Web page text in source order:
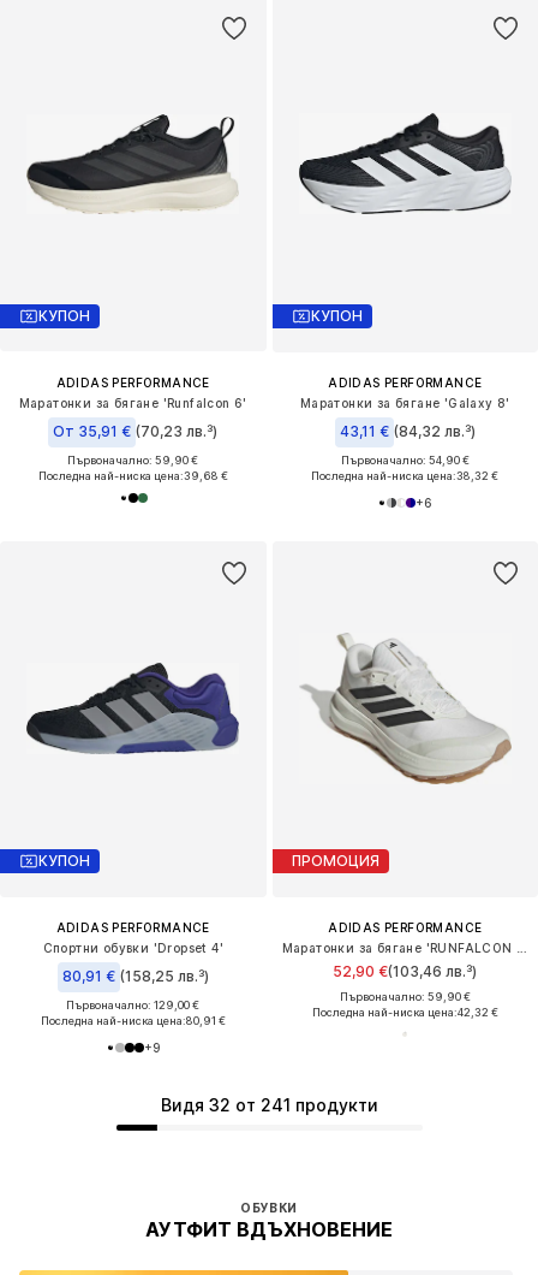
КУПОН
ADIDAS PERFORMANCE
Маратонки за бягане 'Runfalcon 6'
От 35,91 € (70,23 лв.³)
Първоначално: 59,90 €
Последна най-ниска цена:39,68 €
КУПОН
ADIDAS PERFORMANCE
Маратонки за бягане 'Galaxy 8'
43,11 € (84,32 лв.³)
Първоначално: 54,90 €
Последна най-ниска цена:38,32 €
+6
КУПОН
ADIDAS PERFORMANCE
Спортни обувки 'Dropset 4'
80,91 € (158,25 лв.³)
Първоначално: 129,00 €
Последна най-ниска цена:80,91 €
+9
ПРОМОЦИЯ
ADIDAS PERFORMANCE
52,90 €(103,46 лв.³)
Първоначално: 59,90 €
Последна най-ниска цена:42,32 €
Видя 32 от 241 продукти
ОБУВКИ
АУТФИТ ВДЪХНОВЕНИЕ